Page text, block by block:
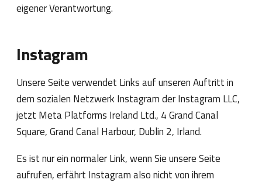
eigener Verantwortung.
Instagram
Unsere Seite verwendet Links auf unseren Auftritt in
dem sozialen Netzwerk Instagram der Instagram LLC,
jetzt Meta Platforms Ireland Ltd., 4 Grand Canal
Square, Grand Canal Harbour, Dublin 2, Irland.
Es ist nur ein normaler Link, wenn Sie unsere Seite
aufrufen, erfährt Instagram also nicht von ihrem